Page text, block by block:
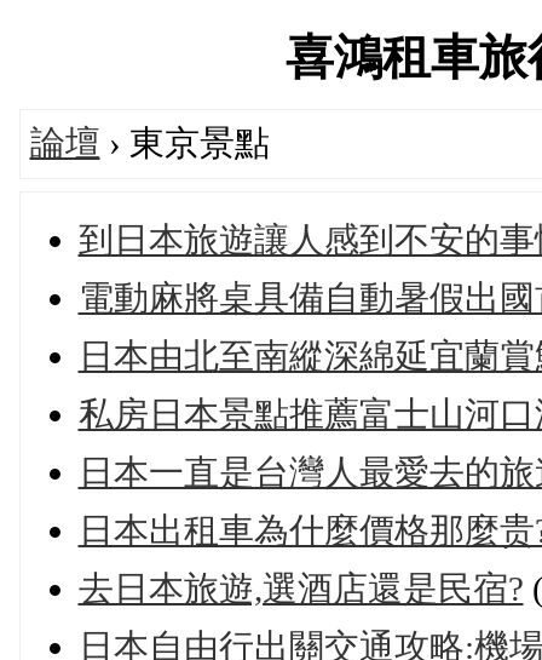
喜鴻租車
論壇 › 東京景點
到日本旅遊讓人感到不安的事
電動麻將桌具備自動暑假出
日本由北至南縱深綿延宜蘭
私房日本景點推薦富士山河
日本一直是台灣人最愛去的
日本出租車為什麼價格那麼
去日本旅遊,選酒店還是民宿?
日本自由行出關交通攻略:機